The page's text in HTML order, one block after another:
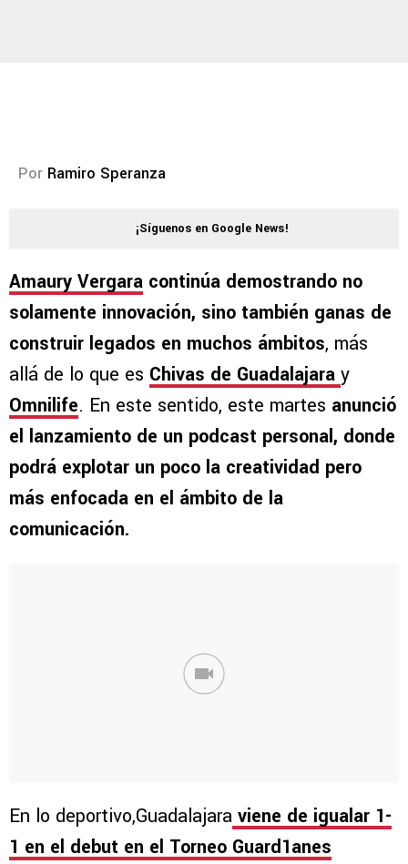
Por Ramiro Speranza
¡Síguenos en Google News!
Amaury Vergara continúa demostrando no
solamente innovación, sino también ganas de
construir legados en muchos ámbitos, más
allá de lo que es Chivas de Guadalajara y
Omnilife. En este sentido, este martes anunció
el lanzamiento de un podcast personal, donde
podrá explotar un poco la creatividad pero
más enfocada en el ámbito de la
comunicación.
En lo deportivo,Guadalajara viene de igualar 1-
1 en el debut en el Torneo Guard1anes